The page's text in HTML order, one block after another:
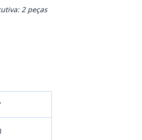
2 peças